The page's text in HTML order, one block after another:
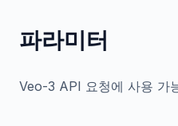
파라미터
Veo-3 API 요청에 사용 가